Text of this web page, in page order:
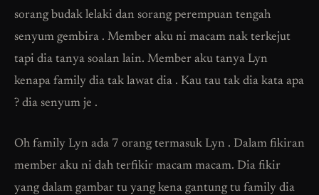
sorang budak lelaki dan sorang perempuan tengah
senyum gembira . Member aku ni macam nak terkejut
tapi dia tanya soalan lain. Member aku tanya Lyn
kenapa family dia tak lawat dia . Kau tau tak dia kata apa
? dia senyum je .
Oh family Lyn ada 7 orang termasuk Lyn . Dalam fikiran
member aku ni dah terfikir macam macam. Dia fikir
yang dalam gambar tu yang kena gantung tu family dia